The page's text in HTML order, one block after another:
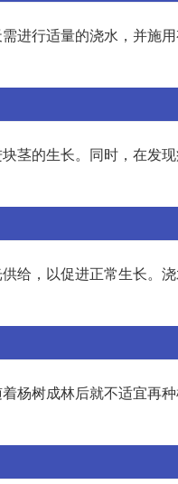
进行适量的浇水，并施
茎的生长。同时，在发
给，以促进正常生长。
杨树成林后就不适宜再